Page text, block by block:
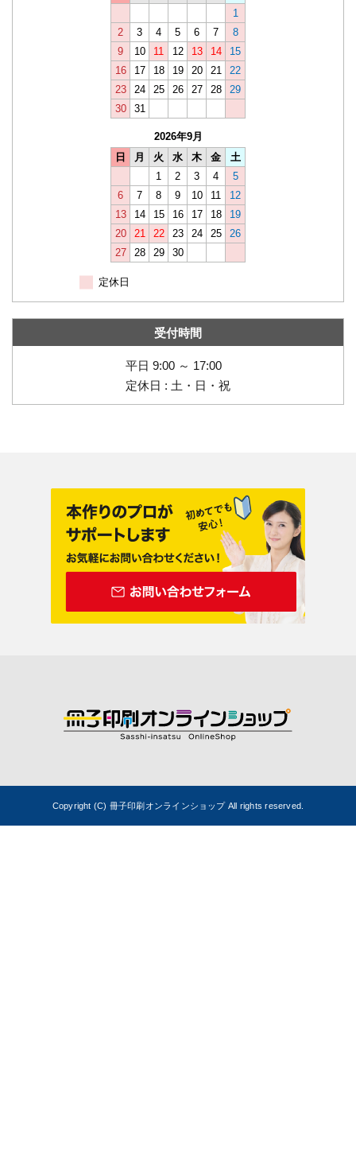
1
2
3 4 5 6 7
8
9
10 11 12 13 14
15
16
17 18 19 20 21
22
23
24 25 26 27 28
29
30
31
2026年9月
日
月 火 水 木 金
土
1
2 3 4
5
6
7 8 9 10 11
12
13
14 15 16 17 18
19
20
21 22 23 24 25
26
27
28 29 30
定休日
受付時間
平日 9:00 ～ 17:00
定休日 : 土・日・祝
Copyright (C) 冊子印刷オンラインショップ All rights reserved.